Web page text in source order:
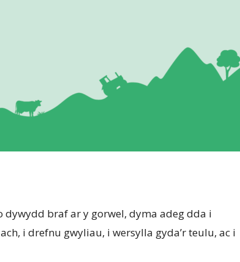
dywydd braf ar y gorwel, dyma adeg dda i
i drefnu gwyliau, i wersylla gyda’r teulu, ac i